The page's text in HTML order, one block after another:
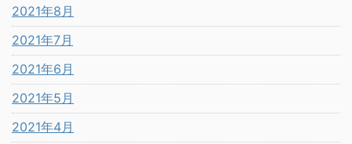
2021年8月
2021年7月
2021年6月
2021年5月
2021年4月